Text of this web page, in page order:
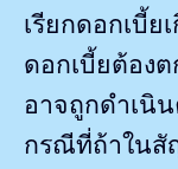
เรียกดอกเบี้
ดอกเบี้ยต้อง
อาจถูกดำเ
กรณีที่ถ้าในสั